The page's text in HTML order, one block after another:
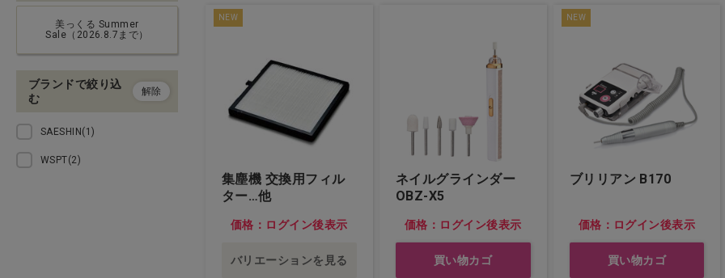
理美容用品・小物
化粧品（ボディ）
エステ機器
NEW
集塵機 交換用フィル
ター…他
価格：ログイン後表示
バリエーションを見る
ネイルグラインダー
OBZ-X5
価格：ログイン後表示
買い物カゴ
NEW
ブリリアン B170
価格：ログイン後表示
買い物カゴ
美っくる Summer
Sale（2026.8.7まで）
ブランドで絞り込
む
解除
SAESHIN(1)
WSPT(2)